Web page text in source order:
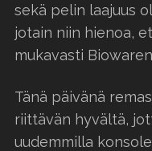
sekä pelin laajuus
jotain niin hienoa,
mukavasti
Tänä päivänä
riittävän hyvältä,
uudemmilla